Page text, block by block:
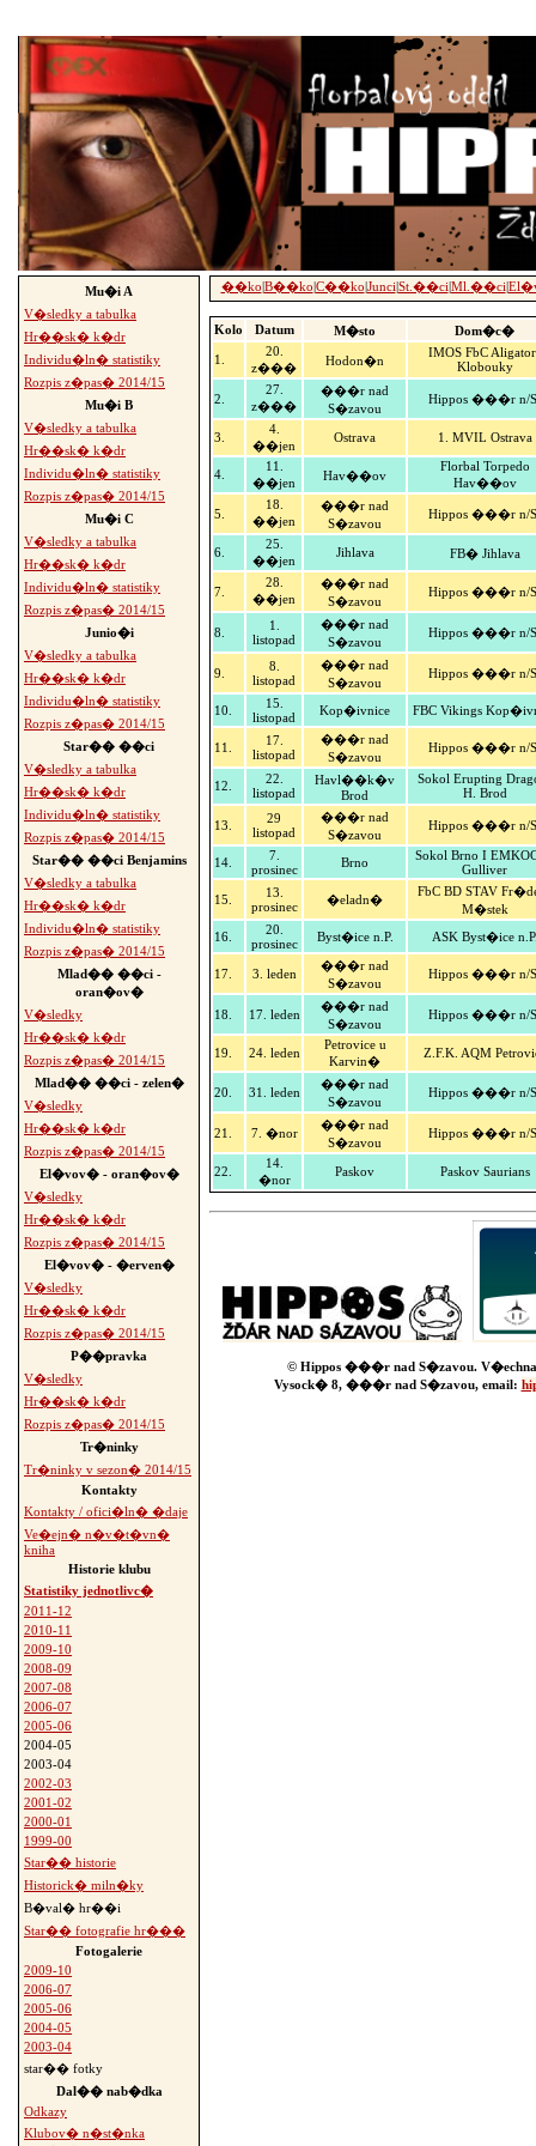
-->
Mu�i A
V�sledky a tabulka
Hr��sk� k�dr
Individu�ln� statistiky
Rozpis z�pas� 2014/15
Mu�i B
V�sledky a tabulka
Hr��sk� k�dr
Individu�ln� statistiky
Rozpis z�pas� 2014/15
Mu�i C
V�sledky a tabulka
Hr��sk� k�dr
Individu�ln� statistiky
Rozpis z�pas� 2014/15
Junio�i
V�sledky a tabulka
Hr��sk� k�dr
Individu�ln� statistiky
Rozpis z�pas� 2014/15
Star�� ��ci
V�sledky a tabulka
Hr��sk� k�dr
Individu�ln� statistiky
Rozpis z�pas� 2014/15
Star�� ��ci Benjamins
V�sledky a tabulka
Hr��sk� k�dr
Individu�ln� statistiky
Rozpis z�pas� 2014/15
Mlad�� ��ci -
oran�ov�
V�sledky
Hr��sk� k�dr
Rozpis z�pas� 2014/15
Mlad�� ��ci - zelen�
V�sledky
Hr��sk� k�dr
Rozpis z�pas� 2014/15
El�vov� - oran�ov�
V�sledky
Hr��sk� k�dr
Rozpis z�pas� 2014/15
El�vov� - �erven�
V�sledky
Hr��sk� k�dr
Rozpis z�pas� 2014/15
P��pravka
V�sledky
Hr��sk� k�dr
Rozpis z�pas� 2014/15
Tr�ninky
Tr�ninky v sezon� 2014/15
Kontakty
Kontakty / ofici�ln� �daje
Ve�ejn� n�v�t�vn�
kniha
Historie klubu
Statistiky jednotlivc�
2011-12
2010-11
2009-10
2008-09
2007-08
2006-07
2005-06
2004-05
2003-04
2002-03
2001-02
2000-01
1999-00
Star�� historie
Historick� miln�ky
B�val� hr��i
Star�� fotografie hr���
Fotogalerie
2009-10
2006-07
2005-06
2004-05
2003-04
star�� fotky
Dal�� nab�dka
Odkazy
Klubov� n�st�nka
��ko|B��ko|C��ko|Junci|St.��ci|Ml.��ci|
Kolo Datum M�sto
Dom�c�
1.
20.
z���
Hodon�n
IMOS FbC
Klobouky
2.
27.
z���
���r nad
S�zavou
Hippos ���r n/
3.
4.
��jen
Ostrava 1. MVIL Ostrava
4.
11.
��jen
Hav��ov
Florbal Torpedo
Hav��ov
5.
18.
��jen
���r nad
S�zavou
Hippos ���r n/
6.
25.
��jen
Jihlava FB� Jihlava
7.
28.
��jen
���r nad
S�zavou
Hippos ���r n/
8.
1.
listopad
���r nad
S�zavou
Hippos ���r n/
9.
8.
listopad
���r nad
S�zavou
Hippos ���r n/
10.
15.
listopad
Kop�ivnice FBC Vikings
11.
17.
listopad
���r nad
S�zavou
Hippos ���r n/
12.
22.
listopad
Havl��k�v
Brod
Sokol Erupting
H. Brod
13.
29
listopad
���r nad
S�zavou
Hippos ���r n/
14.
7.
prosinec
Brno
Sokol Brno I
Gulliver
15.
13.
prosinec
�eladn�
FbC BD STAV
M�stek
16.
20.
prosinec
Byst�ice n.P. ASK Byst�ice
17. 3. leden
���r nad
S�zavou
Hippos ���r n/
18. 17. leden
���r nad
S�zavou
Hippos ���r n/
19. 24. leden
Petrovice u
Karvin�
Z.F.K. AQM
20. 31. leden
���r nad
S�zavou
Hippos ���r n/
21. 7. �nor
���r nad
S�zavou
Hippos ���r n/
22.
14.
�nor
Paskov Paskov Saurians
© Hippos ���r nad S�zavou.
Vysock� 8, ���r nad S�zavou, email: